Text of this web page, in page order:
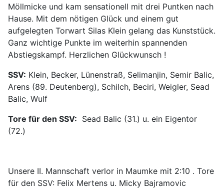
Möllmicke und kam sensationell mit drei Puntken nach
Hause. Mit dem nötigen Glück und einem gut
aufgelegten Torwart Silas Klein gelang das Kunststück.
Ganz wichtige Punkte im weiterhin spannenden
Abstiegskampf. Herzlichen Glückwunsch !
SSV: Klein, Becker, Lünenstraß, Selimanjin, Semir Balic,
Arens (89. Deutenberg), Schilch, Beciri, Weigler, Sead
Balic, Wulf
Tore für den SSV: Sead Balic (31.) u. ein Eigentor
(72.)
Unsere II. Mannschaft verlor in Maumke mit 2:10 . Tore
für den SSV: Felix Mertens u. Micky Bajramovic